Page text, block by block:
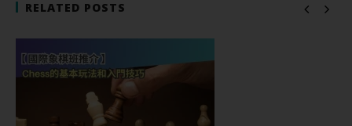
RELATED POSTS